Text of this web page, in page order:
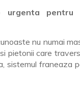
urgenta pentru
nu numai
pietonii care
sistemul franeaza